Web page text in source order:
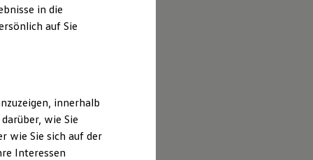
in die
auf Sie
innerhalb
wie Sie
wie Sie sich auf der
Interessen